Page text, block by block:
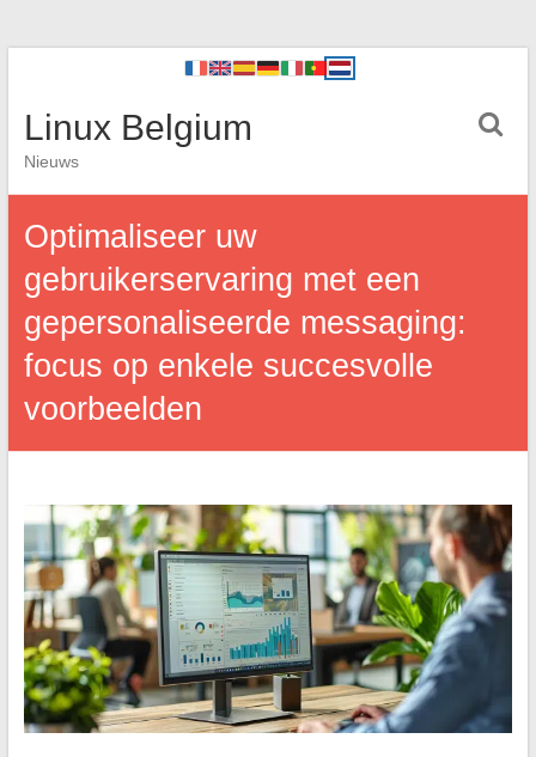
Linux Belgium
Nieuws
Optimaliseer uw
gebruikerservaring met een
gepersonaliseerde messaging:
focus op enkele succesvolle
voorbeelden